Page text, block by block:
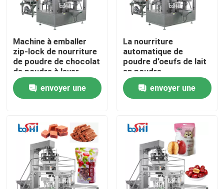
Des produits
À propos de nous
Machine à emballer
zip-lock de nourriture
de poudre de chocolat
de poudre à lever
automatique de
poudreenvoyer une
La nourriture
automatique de
poudre d'oeufs de lait
en poudre
saupoudrent le
remplissage de
Doybag et la machine
envoyer une